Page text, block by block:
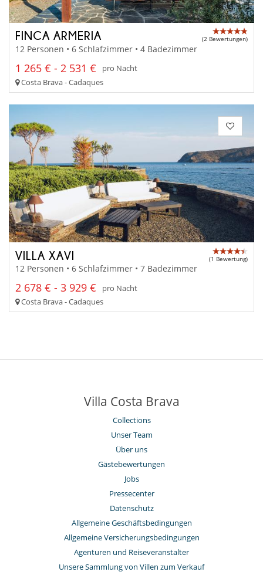
FINCA ARMERIA (2 Bewertungen)
12 Personen • 6 Schlafzimmer • 4 Badezimmer
1 265 € - 2 531 €
pro Nacht
Costa Brava - Cadaques
VILLA XAVI (1 Bewertung)
12 Personen • 6 Schlafzimmer • 7 Badezimmer
2 678 € - 3 929 €
pro Nacht
Costa Brava - Cadaques
Villa Costa Brava
Collections
Unser Team
Über uns
Gästebewertungen
Jobs
Pressecenter
Datenschutz
Allgemeine Geschäftsbedingungen
Allgemeine Versicherungsbedingungen
Agenturen und Reiseveranstalter
Unsere Sammlung von Villen zum Verkauf